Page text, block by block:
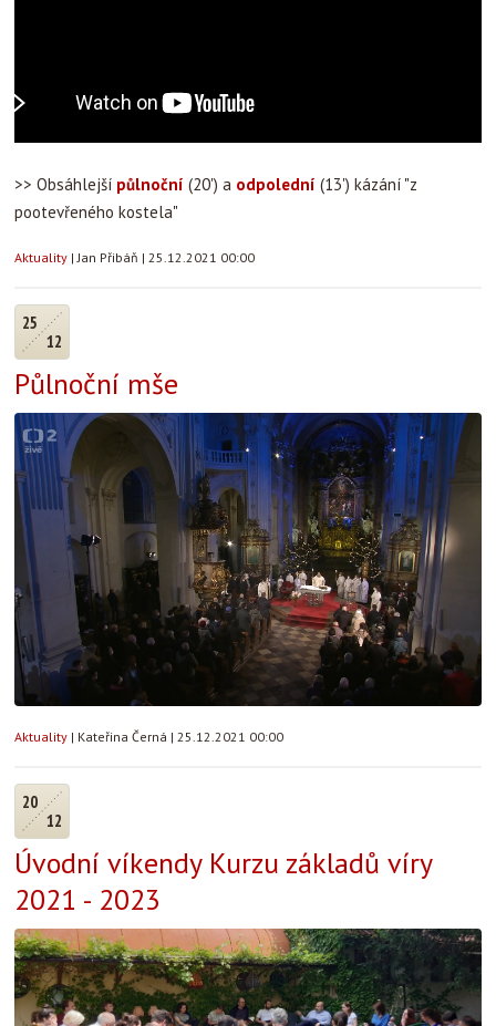
>> Obsáhlejší půlnoční (20') a odpolední (13') kázání "z
pootevřeného kostela"
Aktuality |Jan Přibáň | 25.12.2021 00:00
25
12
Půlnoční mše
Aktuality | Kateřina Černá | 25.12.2021 00:00
20
12
Úvodní víkendy Kurzu základů víry
2021 - 2023